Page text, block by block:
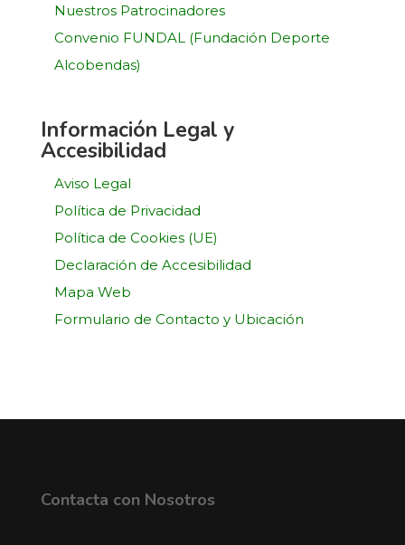
Nuestros Patrocinadores
Convenio FUNDAL (Fundación Deporte
Alcobendas)
Información Legal y
Accesibilidad
Aviso Legal
Política de Privacidad
Política de Cookies (UE)
Declaración de Accesibilidad
Mapa Web
Formulario de Contacto y Ubicación
Contacta con Nosotros